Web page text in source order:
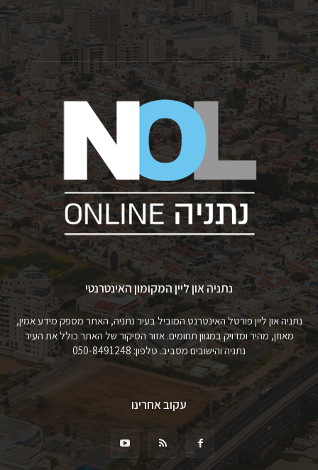
נתניה און ליין המקומון האינטרנטי
נתניה און ליין פורטל האינטרנט המוביל בעיר נתניה, האתר מספק מידע אמין,
מאוזן, מהיר ומדויק במגוון תחומים. אזור הסיקור של האתר כולל את העיר
נתניה והישובים מסביב. טלפון: 050-8491248
עקוב אחרינו